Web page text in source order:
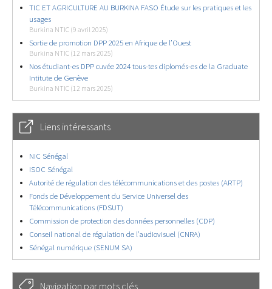
TIC ET AGRICULTURE AU BURKINA FASO Étude sur les pratiques et les
usages
Burkina NTIC (9 avril 2025)
Sortie de promotion DPP 2025 en Afrique de l’Ouest
Burkina NTIC (12 mars 2025)
Nos étudiant-es DPP cuvée 2024 tous-tes diplomés-es de la Graduate
Intitute de Genève
Burkina NTIC (12 mars 2025)
Liens intéressants
NIC Sénégal
ISOC Sénégal
Autorité de régulation des télécommunications et des postes (ARTP)
Fonds de Développement du Service Universel des
Télécommunications (FDSUT)
Commission de protection des données personnelles (CDP)
Conseil national de régulation de l’audiovisuel (CNRA)
Sénégal numérique (SENUM SA)
Navigation par mots clés